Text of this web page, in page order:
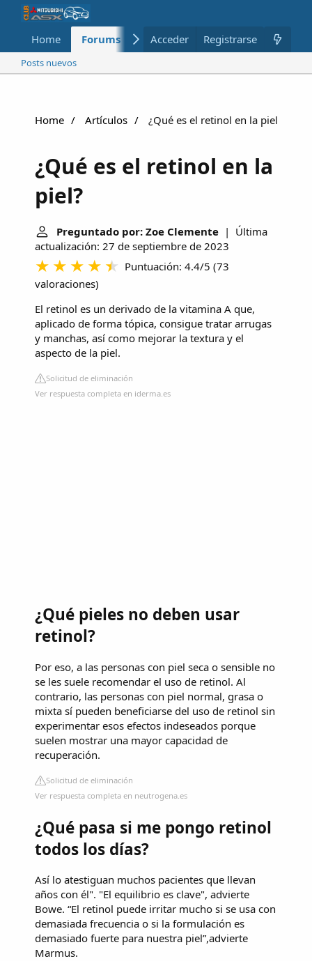
Home Forums Nuevo Miembros
Acceder Registrarse
Posts nuevos
Home Artículos ¿Qué es el retinol en la piel?
¿Qué es el retinol en la
piel?
Preguntado por: Zoe Clemente | Última
actualización: 27 de septiembre de 2023
Puntuación: 4.4/5 (73
valoraciones)
El retinol es un derivado de la vitamina A que,
aplicado de forma tópica, consigue tratar arrugas
y manchas, así como mejorar la textura y el
aspecto de la piel.
Solicitud de eliminación
Ver respuesta completa en iderma.es
¿Qué pieles no deben usar
retinol?
Por eso, a las personas con piel seca o sensible no
se les suele recomendar el uso de retinol. Al
contrario, las personas con piel normal, grasa o
mixta sí pueden beneficiarse del uso de retinol sin
experimentar esos efectos indeseados porque
suelen mostrar una mayor capacidad de
recuperación.
Solicitud de eliminación
Ver respuesta completa en neutrogena.es
¿Qué pasa si me pongo retinol
todos los días?
Así lo atestiguan muchos pacientes que llevan
años con él". "El equilibrio es clave", advierte
Bowe. “El retinol puede irritar mucho si se usa con
demasiada frecuencia o si la formulación es
demasiado fuerte para nuestra piel”,advierte
Marmus.